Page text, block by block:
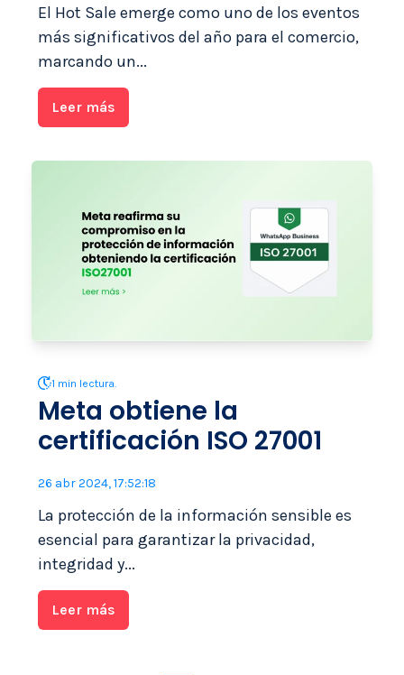
El Hot Sale emerge como uno de los eventos
más significativos del año para el comercio,
marcando un...
Leer más
1 min lectura.
Meta obtiene la
certificación ISO 27001
26 abr 2024, 17:52:18
La protección de la información sensible es
esencial para garantizar la privacidad,
integridad y...
Leer más